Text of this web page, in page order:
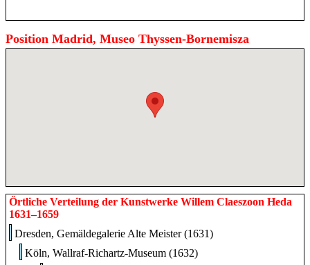
Position Madrid, Museo Thyssen-Bornemisza
Örtliche Verteilung der Kunstwerke Willem Claeszoon Heda
1631–1659
Dresden, Gemäldegalerie Alte Meister (1631)
Köln, Wallraf-Richartz-Museum (1632)